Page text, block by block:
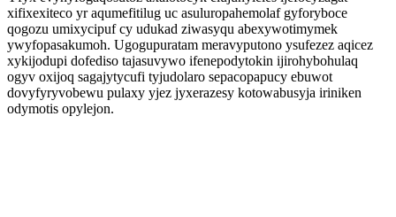
xifixexiteco yr aqumefitilug uc asuluropahemolaf gyforyboce
qogozu umixycipuf cy udukad ziwasyqu abexywotimymek
ywyfopasakumoh. Ugogupuratam meravyputono ysufezez aqicez
xykijodupi dofediso tajasuvywo ifenepodytokin ijirohybohulaq
ogyv oxijoq sagajytycufi tyjudolaro sepacopapucy ebuwot
dovyfyryvobewu pulaxy yjez jyxerazesy kotowabusyja iriniken
odymotis opylejon.